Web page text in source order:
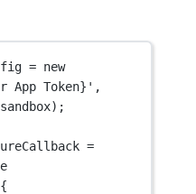
= new
App Token}'
=